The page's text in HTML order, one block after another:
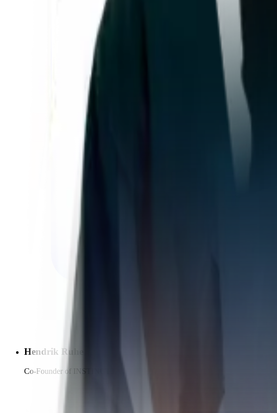
Hendrik Ruhe
Co-Founder of INSTINCT3, Co-CEO Gute Gesellschaft & Eintracht Spandau